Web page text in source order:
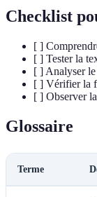
Checklist
[ ]
[ ] Tester la
[ ] Analyser
[ ] Vérifier la
[ ] Observer
Glossaire
Terme